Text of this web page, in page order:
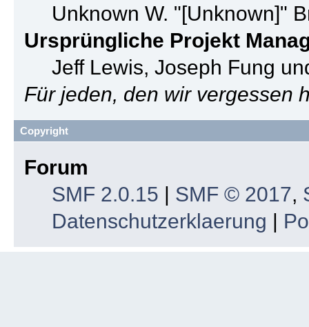
Unknown W. "[Unknown]"
Ursprüngliche Projekt
Jeff Lewis, Joseph Fung
Für jeden, den wir vergessen
Copyright
Forum
SMF 2.0.15 | SMF © 2017,
Datenschutzerklaerung |